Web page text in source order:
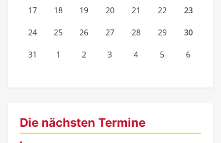
17 18 19 20 21 22 23
24 25 26 27 28 29 30
31 1 2 3 4 5 6
Die nächsten Termine